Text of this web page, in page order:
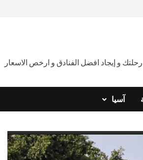
و إيجاد افضل الفنادق و ارخص الاسعار
آسيا